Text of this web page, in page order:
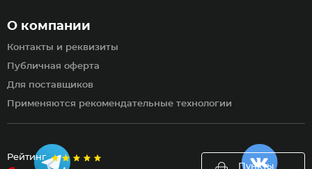
Рейтинг
Пункты
О компании
Контакты и реквизиты
Публичная оферта
Для поставщиков
Применяются рекомендательные технологии